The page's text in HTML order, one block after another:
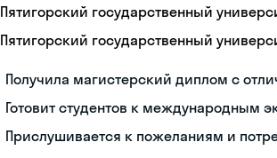
Пятигорский государственный
Пятигорский государственный
Получила магистерский диплом с
Готовит студентов к международным
Прислушивается к пожеланиям и